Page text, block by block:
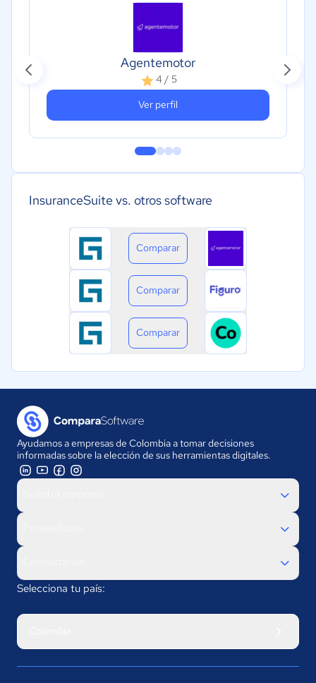
Agentemotor
4 / 5
Ver perfil
InsuranceSuite vs. otros software
Comparar
Comparar
Comparar
Ayudamos a empresas de Colombia a tomar decisiones
informadas sobre la elección de sus herramientas digitales.
Selecciona tu país: